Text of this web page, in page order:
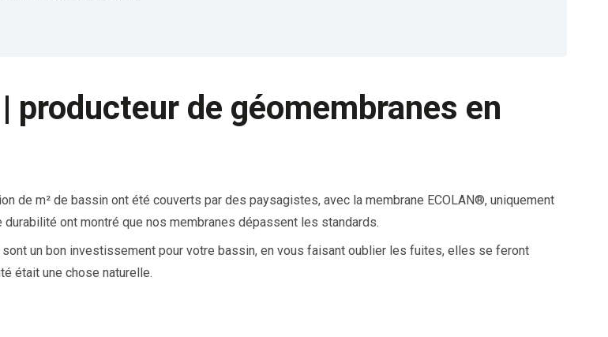
| producteur de géomembranes en
de m² de bassin ont été couverts par des paysagistes, avec la membrane ECOLAN®, uniquement
ont montré que nos membranes dépassent les standards.
un bon investissement pour votre bassin, en vous faisant oublier les fuites, elles se feront
était une chose naturelle.